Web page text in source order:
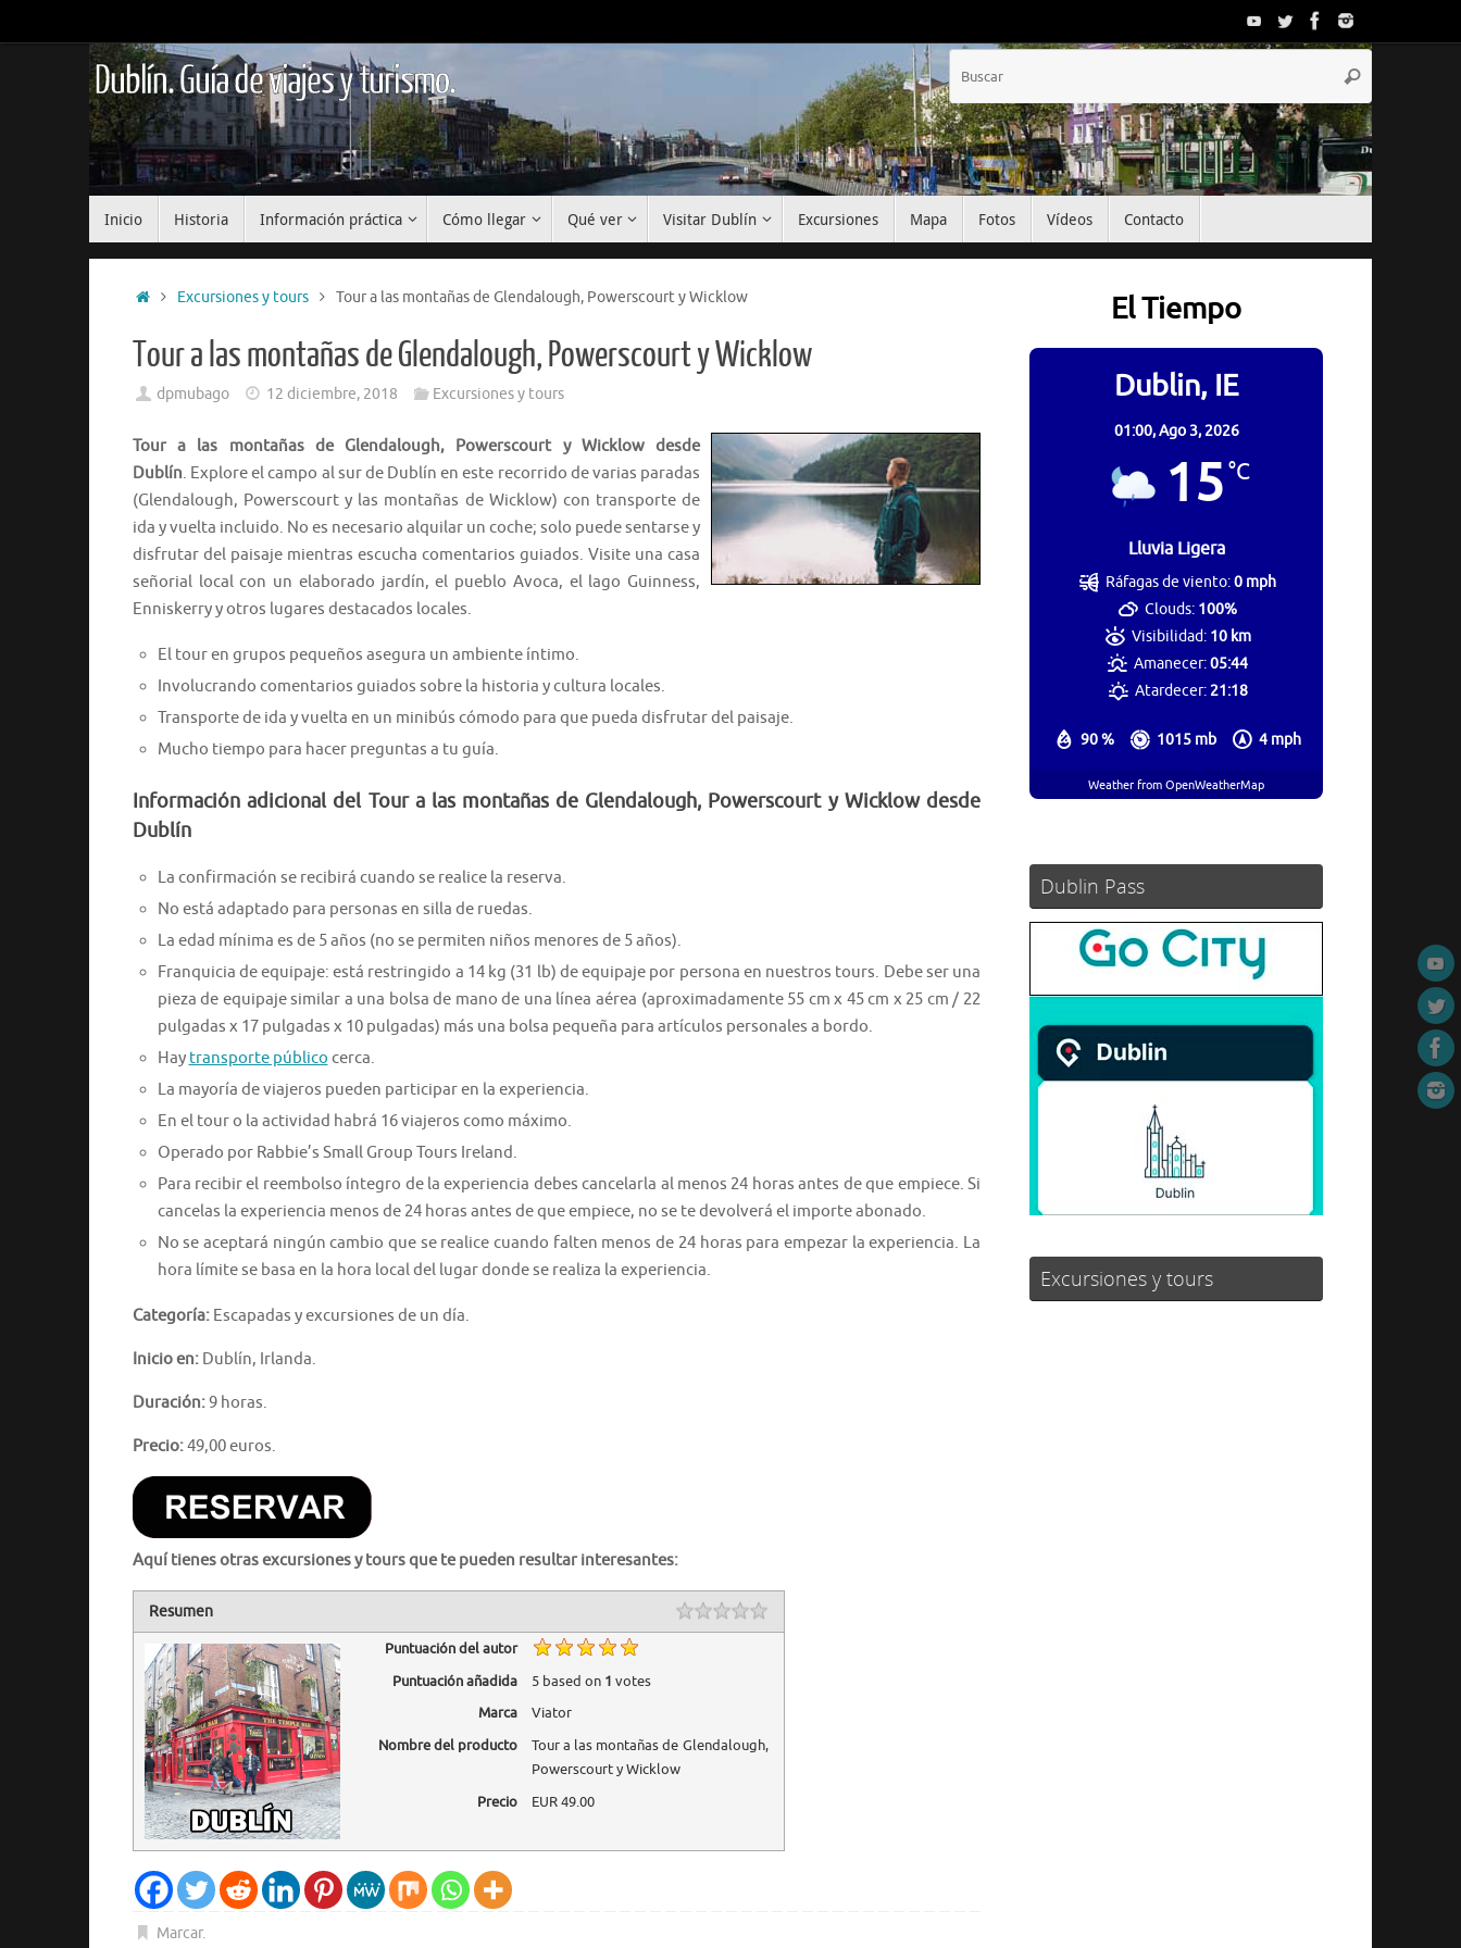
al
Dublín. Guía de viajes y turismo. Buscar
Inicio Historia Información práctica Cómo llegar Qué ver Visitar Dublín Excursiones Mapa Fotos Vídeos Contacto
InicioExcursiones y tours Tour a las montañas de Glendalough, Powerscourt y Wicklow
Tour a las montañas de Glendalough, Powerscourt y Wicklow
dpmubago 12 diciembre, 2018 Excursiones y tours
Tour a las montañas de Glendalough, Powerscourt y Wicklow desde
Dublín. Explore el campo al sur de Dublín en este recorrido de varias paradas
(Glendalough, Powerscourt y las montañas de Wicklow) con transporte de
ida y vuelta incluido. No es necesario alquilar un coche; solo puede sentarse y
disfrutar del paisaje mientras escucha comentarios guiados. Visite una casa
señorial local con un elaborado jardín, el pueblo Avoca, el lago Guinness,
Enniskerry y otros lugares destacados locales.
El tour en grupos pequeños asegura un ambiente íntimo.
Involucrando comentarios guiados sobre la historia y cultura locales.
Transporte de ida y vuelta en un minibús cómodo para que pueda disfrutar del paisaje.
Mucho tiempo para hacer preguntas a tu guía.
Información adicional del Tour a las montañas de Glendalough, Powerscourt y Wicklow desde
Dublín
La confirmación se recibirá cuando se realice la reserva.
No está adaptado para personas en silla de ruedas.
La edad mínima es de 5 años (no se permiten niños menores de 5 años).
Franquicia de equipaje: está restringido a 14 kg (31 lb) de equipaje por persona en nuestros tours. Debe ser una
pieza de equipaje similar a una bolsa de mano de una línea aérea (aproximadamente 55 cm x 45 cm x 25 cm / 22
pulgadas x 17 pulgadas x 10 pulgadas) más una bolsa pequeña para artículos personales a bordo.
Hay transporte público cerca.
La mayoría de viajeros pueden participar en la experiencia.
En el tour o la actividad habrá 16 viajeros como máximo.
Operado por Rabbie’s Small Group Tours Ireland.
Para recibir el reembolso íntegro de la experiencia debes cancelarla al menos 24 horas antes de que empiece. Si
cancelas la experiencia menos de 24 horas antes de que empiece, no se te devolverá el importe abonado.
No se aceptará ningún cambio que se realice cuando falten menos de 24 horas para empezar la experiencia. La
hora límite se basa en la hora local del lugar donde se realiza la experiencia.
Categoría: Escapadas y excursiones de un día.
Inicio en: Dublín, Irlanda.
Duración:9 horas.
Precio:49,00 euros.
Aquí tienes otras excursiones y tours que te pueden resultar interesantes:
Resumen
Puntuación del autor
Puntuación añadida
5based on 1 votes
Marca
Viator
Nombre del producto
Tour a las montañas de Glendalough,
Powerscourt y Wicklow
Precio
EUR49.00
Marcar.
El Tiempo
Dublin, IE
01:00,Ago 3, 2026
15°C
Lluvia Ligera
90 % 1015 mb 4 mph
Ráfagas de viento:0 mph
Clouds: 100%
Visibilidad: 10 km
Amanecer:05:44
Atardecer:21:18
Weather from OpenWeatherMap
Dublin Pass
Excursiones y tours